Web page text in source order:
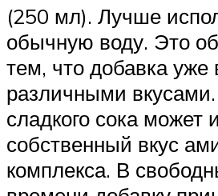
(250 мл). Лучше
обычную воду. Это
тем, что добавка уже
различными
сладкого сока может
собственный вкус
комплекса. В